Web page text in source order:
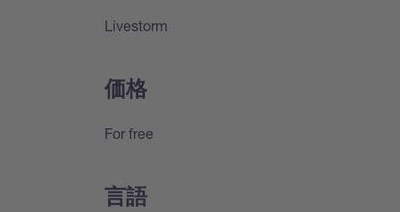
Livestorm
価格
For free
言語